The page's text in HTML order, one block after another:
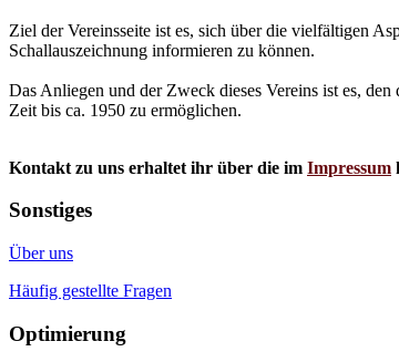
Ziel der Vereinsseite ist es, sich über die vielfältigen
Schallauszeichnung informieren zu können.
Das Anliegen und der Zweck dieses Vereins ist es,
Zeit bis ca. 1950 zu ermöglichen.
Kontakt zu uns erhaltet ihr über die im Impressum
Sonstiges
Über uns
Häufig gestellte Fragen
Optimierung